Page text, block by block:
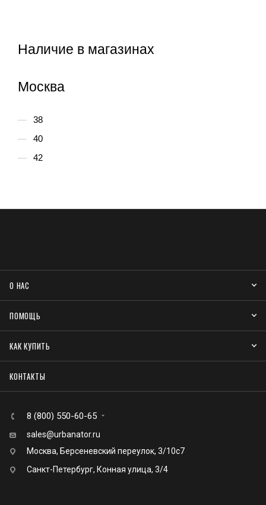
Наличие в магазинах
Москва
38
40
42
О НАС
ПОМОЩЬ
КАК КУПИТЬ
КОНТАКТЫ
8 (800) 550-60-65
sales@urbanator.ru
Москва, Берсеневский переулок, 3/10с7
Санкт-Петербург, Конная улица, 3/4